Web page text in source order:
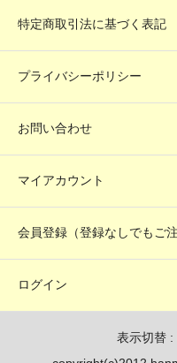
特定商取引法に基づく表記
プライバシーポリシー
お問い合わせ
マイアカウント
会員登録（登録なしでもご
ログイン
表示切替 :